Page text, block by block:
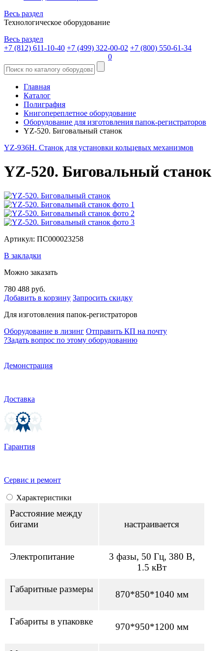
Весь раздел
Технологическое оборудование
Весь раздел
+7 (812) 611-10-40 +7 (499) 322-00-02 +7 (800) 550-61-34
0
Главная
Каталог
Полиграфия
Книгопереплетное оборудование
Оборудование для изготовления папок-регистраторов
YZ-520. Биговальный станок
YZ-936H. Станок для установки кольцевых механизмов
YZ-520. Биговальный станок
Артикул: ПС000023258
В закладки
Можно заказать
780 488 руб.
Добавить в корзину Запросить скидку
Для изготовления папок-регистраторов
Оборудование в лизинг Отправить КП на почту
?Задать вопрос по этому оборудованию
Демонстрация
Доставка
Гарантия
Сервис и ремонт
Характеристики
Расстояние между
бигами
настраивается
Электропитание
3 фазы, 50 Гц, 380 В,
1.5 кВт
Габаритные размеры
870*850*1040 мм
Габариты в упаковке
970*950*1200 мм